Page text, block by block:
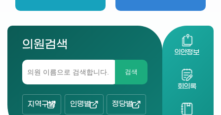
의원검색
검색
지역구별 인명별 정당별
의안정보
회의록